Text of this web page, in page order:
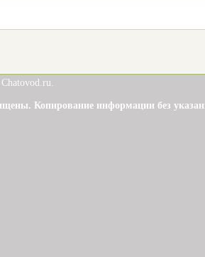
Копирование информации без